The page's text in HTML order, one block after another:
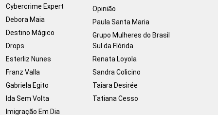
Cybercrime Expert
Debora Maia
Destino Mágico
Drops
Esterliz Nunes
Franz Valla
Gabriela Egito
Ida Sem Volta
Imigração Em Dia
Opinião
Paula Santa Maria
Grupo Mulheres do Brasil
Sul da Flórida
Renata Loyola
Sandra Colicino
Taiara Desirée
Tatiana Cesso